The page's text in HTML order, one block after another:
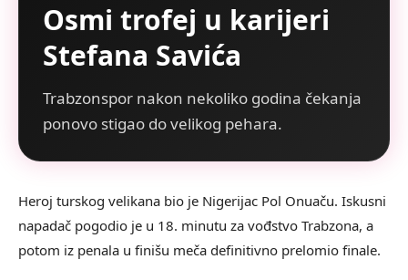
Osmi trofej u karijeri
Stefana Savića
Trabzonspor nakon nekoliko godina čekanja
ponovo stigao do velikog pehara.
Heroj turskog velikana bio je Nigerijac Pol Onuaču. Iskusni
napadač pogodio je u 18. minutu za vođstvo Trabzona, a
potom iz penala u finišu meča definitivno prelomio finale.